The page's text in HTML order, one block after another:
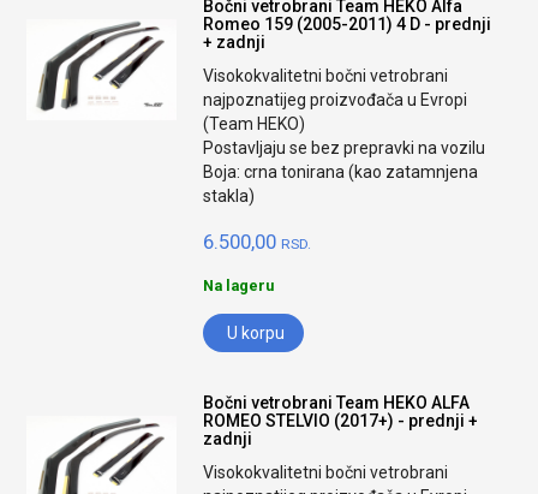
Bočni vetrobrani Team HEKO Alfa
Romeo 159 (2005-2011) 4 D - prednji
+ zadnji
Visokokvalitetni bočni vetrobrani
najpoznatijeg proizvođača u Evropi
(Team HEKO)
Postavljaju se bez prepravki na vozilu
Boja: crna tonirana (kao zatamnjena
stakla)
6.500,00 RSD.
Na lageru
U korpu
Bočni vetrobrani Team HEKO ALFA
ROMEO STELVIO (2017+) - prednji +
zadnji
Visokokvalitetni bočni vetrobrani